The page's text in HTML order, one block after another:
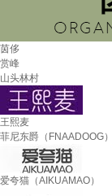
茵侈
赏峰
山头林村
王熙麦
菲尼东爵（FNAADOOG）
爱夸猫（AIKUAMAO）